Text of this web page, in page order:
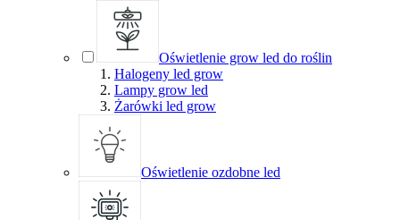
Oświetlenie grow led do roślin
Halogeny led grow
Lampy grow led
Żarówki led grow
Oświetlenie ozdobne led